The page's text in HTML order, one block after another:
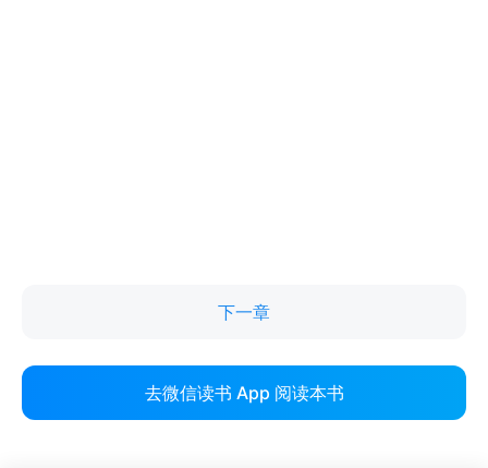
下一章
去微信读书 App 阅读本书